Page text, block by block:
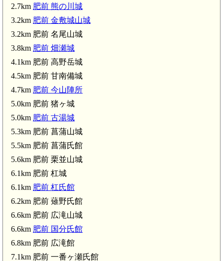
肥前 今山陣所(4.7km)
2.7km 肥前 熊の川城
3.2km 肥前 金敷城山城
3.2km 肥前 名尾山城
3.8km 肥前 畑瀬城
4.1km 肥前 高野岳城
4.5km 肥前 甘南備城
4.7km 肥前 今山陣所
5.0km 肥前 猪ヶ城
5.0km 肥前 古湯城
5.3km 肥前 菖蒲山城
5.5km 肥前 菖蒲氏館
5.6km 肥前 栗並山城
6.1km 肥前 杠城
6.1km 肥前 杠氏館
6.2km 肥前 薙野氏館
6.6km 肥前 広滝山城
6.6km 肥前 国分氏館
6.8km 肥前 広滝館
7.1km 肥前 一番ヶ瀬氏館